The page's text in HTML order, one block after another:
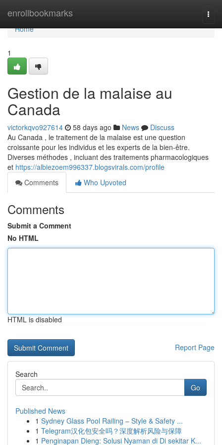
enrollbookmarks
Home
Home
1
Gestion de la malaise au
Canada
victorkqvo927614 58 days ago News
Discuss
Au Canada , le traitement de la malaise est une question
croissante pour les individus et les experts de la bien-être.
Diverses méthodes , incluant des traitements pharmacologiques
et https://albiezoem996337.blogsvirals.com/profile
Comments
Who Upvoted
Comments
Submit a Comment
No HTML
HTML is disabled
Report Page
Search
Go
Published News
1 Sydney Glass Pool Railing – Style & Safety ...
1 Telegram汉化包安全吗？深度解析风险与保障
1 Penginapan Dieng: Solusi Nyaman di Di sekitar K...